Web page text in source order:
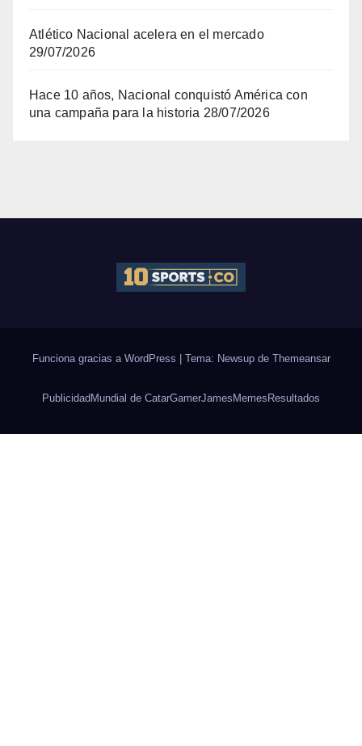
Atlético Nacional acelera en el mercado
29/07/2026
Hace 10 años, Nacional conquistó América con
una campaña para la historia 28/07/2026
Funciona gracias a WordPress Tema: Newsup de Themeansar
PublicidadMundial de CatarGamerJamesMemesResultados